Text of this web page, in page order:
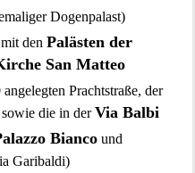
Dogenpalast)
mit den Palästen der
San Matteo
Prachtstraße, der
sowie die in derVia Balbi
Bianco und
Garibaldi)